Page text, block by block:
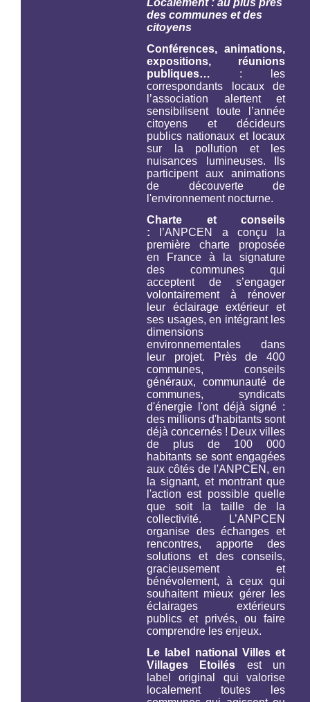
Localement : au plus près
des communes et des
citoyens
Conférences, animations,
expositions, réunions
publiques… : les
correspondants locaux de
l’association alertent et
sensibilisent toute l’année
citoyens et décideurs
publics nationaux et locaux
sur la pollution et les
nuisances lumineuses. Ils
participent aux animations
de découverte de
l'environnement nocturne.
Charte et conseils
: l’ANPCEN a conçu la
première charte proposée
en France à la signature
des communes qui
acceptent de s’engager
volontairement à rénover
leur éclairage extérieur et
ses usages, en intégrant les
dimensions
environnementales dans
leur projet. Près de 400
communes, conseils
généraux, communauté de
communes, syndicats
d'énergie l'ont déjà signé :
des millions d'habitants sont
déjà concernés ! Deux villes
de plus de 100 000
habitants se sont engagées
aux côtés de l'ANPCEN, en
la signant, et montrant que
l'action est possible quelle
que soit la taille de la
collectivité. L’ANPCEN
organise des échanges et
rencontres, apporte des
solutions et des conseils,
gracieusement et
bénévolement, à ceux qui
souhaitent mieux gérer les
éclairages extérieurs
publics et privés, ou faire
comprendre les enjeux.
Le label national Villes et
Villages Etoilés est un
label original qui valorise
localement toutes les